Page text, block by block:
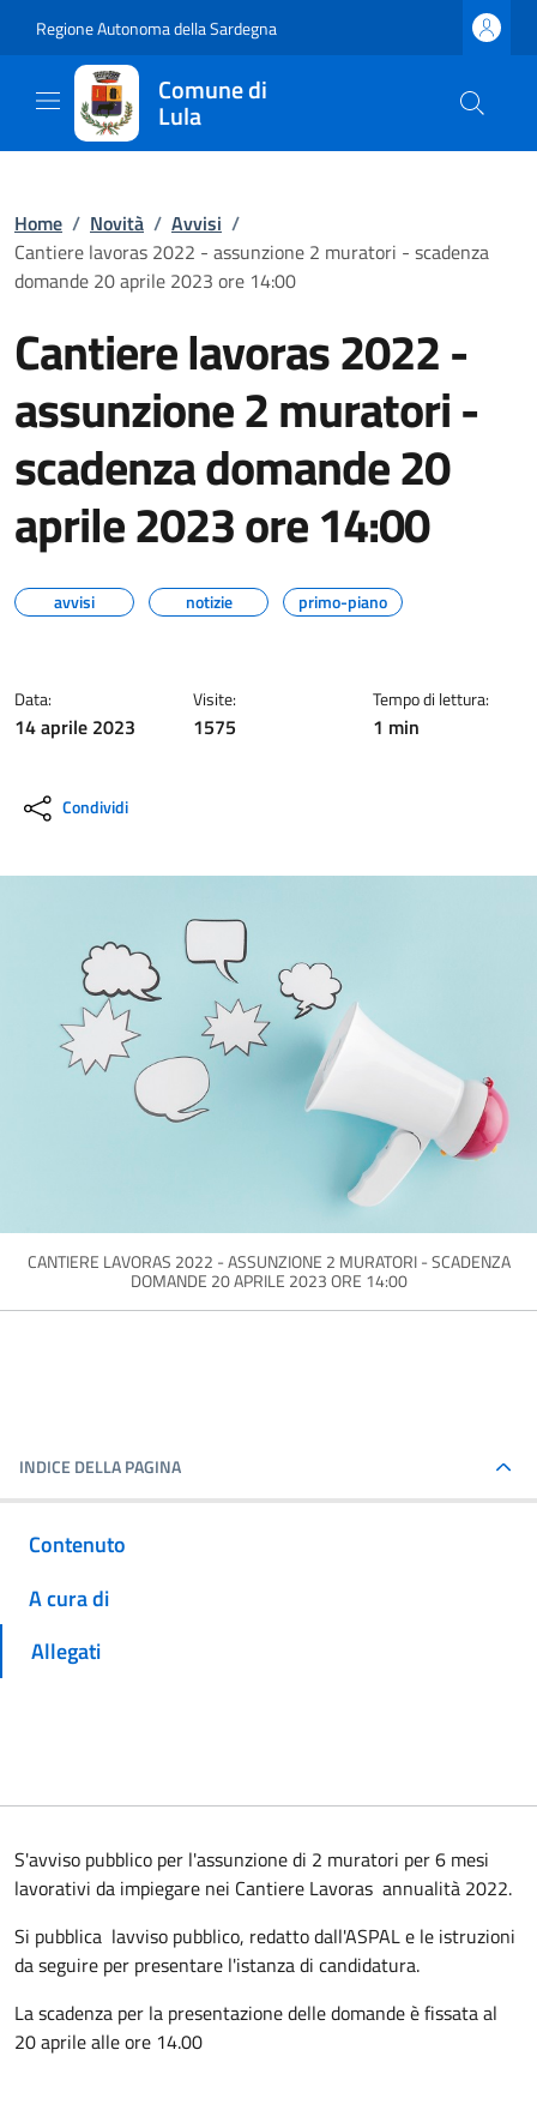
Regione Autonoma della Sardegna
Comune di
Lula
Home / Novità / Avvisi /
Cantiere lavoras 2022 - assunzione 2 muratori - scadenza
domande 20 aprile 2023 ore 14:00
Cantiere lavoras 2022 -
assunzione 2 muratori -
scadenza domande 20
aprile 2023 ore 14:00
avvisi notizie primo-piano
Data:
14 aprile 2023
Visite:
1575
Tempo di lettura:
1 min
Condividi
CANTIERE LAVORAS 2022 - ASSUNZIONE 2 MURATORI - SCADENZA
DOMANDE 20 APRILE 2023 ORE 14:00
INDICE DELLA PAGINA
Contenuto
A cura di
Allegati
S'avviso pubblico per l'assunzione di 2 muratori per 6 mesi
lavorativi da impiegare nei Cantiere Lavoras annualità 2022.
Si pubblica lavviso pubblico, redatto dall'ASPAL e le istruzioni
da seguire per presentare l'istanza di candidatura.
La scadenza per la presentazione delle domande è fissata al
20 aprile alle ore 14.00